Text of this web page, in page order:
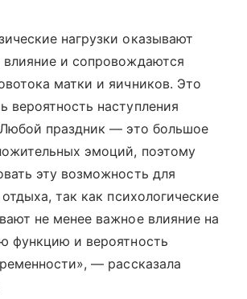
нагрузки оказывают
и сопровождаются
матки и яичников. Это
вероятность наступления
праздник — это большое
эмоций, поэтому
эту возможность для
так как психологические
не менее важное влияние на
функцию и вероятность
— рассказала